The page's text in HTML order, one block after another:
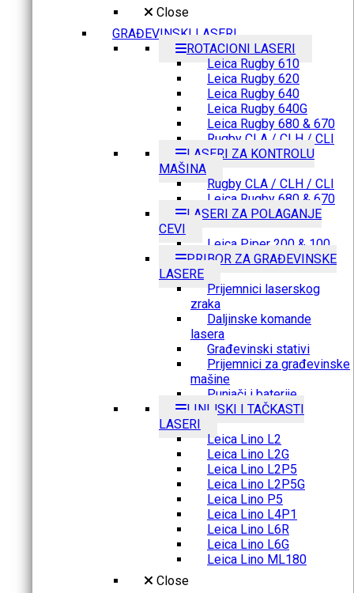
Close
GRAĐEVINSKI LASERI
ROTACIONI LASERI
Leica Rugby 610
Leica Rugby 620
Leica Rugby 640
Leica Rugby 640G
Leica Rugby 680 & 670
Rugby CLA / CLH / CLI
LASERI ZA KONTROLU
MAŠINA
Rugby CLA / CLH / CLI
Leica Rugby 680 & 670
LASERI ZA POLAGANJE
CEVI
Leica Piper 200 & 100
PRIBOR ZA GRAĐEVINSKE
LASERE
Prijemnici laserskog
zraka
Daljinske komande
lasera
Građevinski stativi
Prijemnici za građevinske
mašine
Punjači i baterije
LINIJSKI I TAČKASTI
LASERI
Leica Lino L2
Leica Lino L2G
Leica Lino L2P5
Leica Lino L2P5G
Leica Lino P5
Leica Lino L4P1
Leica Lino L6R
Leica Lino L6G
Leica Lino ML180
Close